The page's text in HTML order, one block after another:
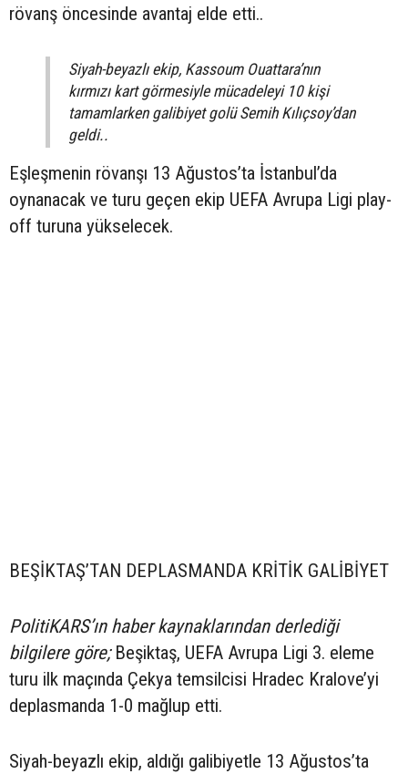
rövanş öncesinde avantaj elde etti..
Siyah-beyazlı ekip, Kassoum Ouattara’nın
kırmızı kart görmesiyle mücadeleyi 10 kişi
tamamlarken galibiyet golü Semih Kılıçsoy’dan
geldi..
Eşleşmenin rövanşı 13 Ağustos’ta İstanbul’da
oynanacak ve turu geçen ekip UEFA Avrupa Ligi play-
off turuna yükselecek.
BEŞİKTAŞ’TAN DEPLASMANDA KRİTİK GALİBİYET
PolitiKARS’ın haber kaynaklarından derlediği
bilgilere göre;Beşiktaş, UEFA Avrupa Ligi 3. eleme
turu ilk maçında Çekya temsilcisi Hradec Kralove’yi
deplasmanda 1-0 mağlup etti.
Siyah-beyazlı ekip, aldığı galibiyetle 13 Ağustos’ta